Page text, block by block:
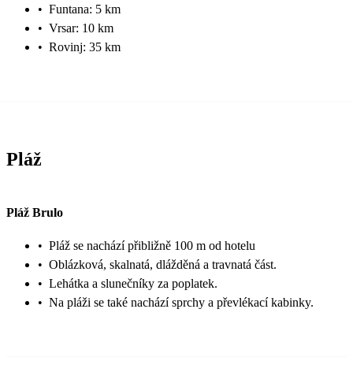
• Funtana: 5 km
• Vrsar: 10 km
• Rovinj: 35 km
Pláž
Pláž Brulo
• Pláž se nachází přibližně 100 m od hotelu
• Oblázková, skalnatá, dlážděná a travnatá část.
• Lehátka a slunečníky za poplatek.
• Na pláži se také nachází sprchy a převlékací kabinky.